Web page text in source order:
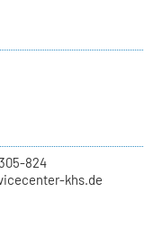
824
khs.de